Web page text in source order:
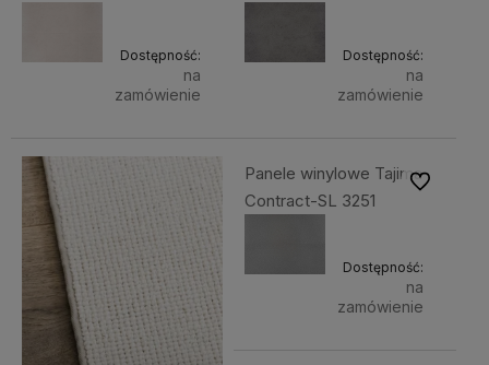
Dostępność:
na
zamówienie
Dostępność:
na
zamówienie
Panele winylowe Tajima
Contract-SL 3251
Dostępność:
na
zamówienie
Do